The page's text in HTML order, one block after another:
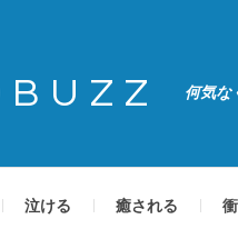
何気な
泣ける 癒される